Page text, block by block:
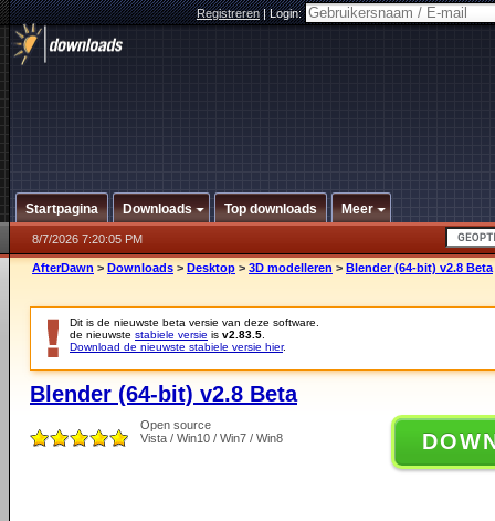
Registreren|Login:
Startpagina Downloads Top downloads Meer
8/7/2026 7:20:05 PM
AfterDawn > Downloads > Desktop > 3D modelleren > Blender (64-bit) v2.8 Beta
Dit is de nieuwste beta versie van deze software.
de nieuwste stabiele versie is v2.83.5
Download de nieuwste stabiele versie hier.
Blender (64-bit) v2.8 Beta
Open source
Vista / Win10 / Win7 / Win8